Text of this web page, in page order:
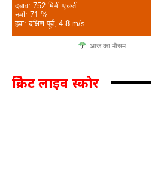
दबाव: 752 मिमी एचजी
नमी: 71 %
हवा: दक्षिण-पूर्व, 4.8 m/s
आज का मौसम
क्रिकेट लाइव स्कोर